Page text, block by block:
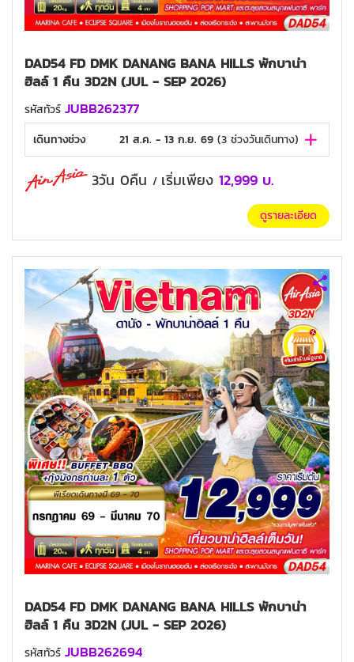
DAD54 FD DMK DANANG BANA HILLS พักบาน่า
ฮิลล์ 1 คืน 3D2N (JUL - SEP 2026)
รหัสทัวร์ JUBB262377
เดินทางช่วง 21 ส.ค. - 13 ก.ย. 69 (3 ช่วงวันเดินทาง)
3วัน 0คืน / เริ่มเพียง 12,999 บ.
ดูรายละเอียด
DAD54 FD DMK DANANG BANA HILLS พักบาน่า
ฮิลล์ 1 คืน 3D2N (JUL - SEP 2026)
รหัสทัวร์ JUBB262694